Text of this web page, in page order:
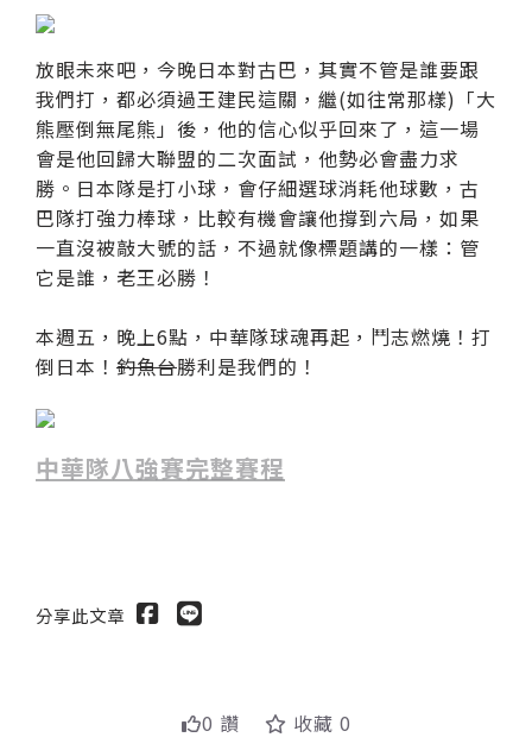
放眼未來吧，今晚日本對古巴，其實不管是誰要跟
我們打，都必須過王建民這關，繼(如往常那樣)「大
熊壓倒無尾熊」後，他的信心似乎回來了，這一場
會是他回歸大聯盟的二次面試，他勢必會盡力求
勝。日本隊是打小球，會仔細選球消耗他球數，古
巴隊打強力棒球，比較有機會讓他撐到六局，如果
一直沒被敲大號的話，不過就像標題講的一樣：管
它是誰，老王必勝！
本週五，晚上6點，中華隊球魂再起，鬥志燃燒！打
倒日本！ 釣魚台勝利是我們的！
中華隊八強賽完整賽程
分享此文章
0 讚 收藏 0